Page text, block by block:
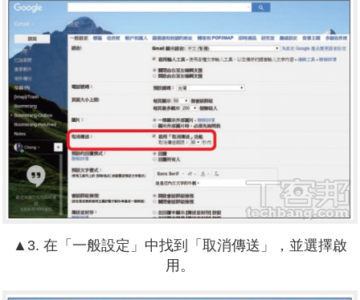
▲3. 在「一般設定」中找到「取消傳送」，並選擇啟
用。